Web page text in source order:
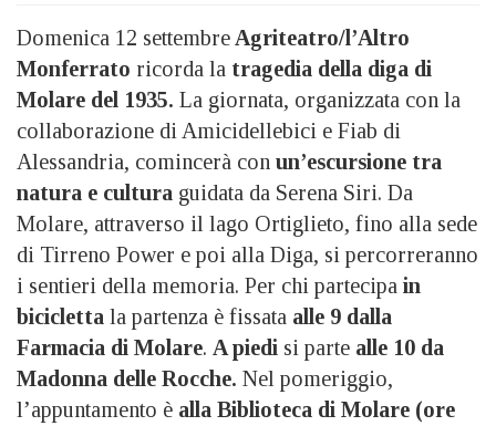
Domenica 12 settembre Agriteatro/l’Altro
Monferrato ricorda la tragedia della diga di
Molare del 1935. La giornata, organizzata con la
collaborazione di Amicidellebici e Fiab di
Alessandria, comincerà con un’escursione tra
natura e cultura guidata da Serena Siri. Da
Molare, attraverso il lago Ortiglieto, fino alla sede
di Tirreno Power e poi alla Diga, si percorreranno
i sentieri della memoria. Per chi partecipa in
bicicletta la partenza è fissata alle 9 dalla
Farmacia di Molare. A piedi si parte alle 10 da
Madonna delle Rocche. Nel pomeriggio,
l’appuntamento è alla Biblioteca di Molare (ore